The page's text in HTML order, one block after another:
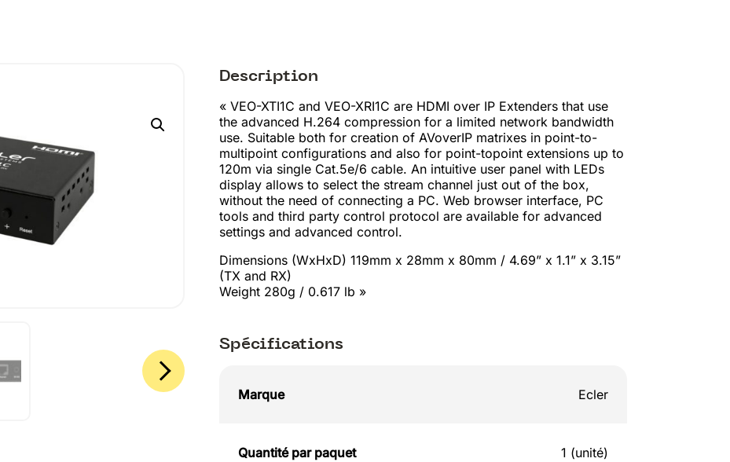
Description
« VEO-XTI1C and VEO-XRI1C are HDMI over IP Extenders that use
the advanced H.264 compression for a limited network bandwidth
use. Suitable both for creation of AVoverIP matrixes in point-to-
multipoint configurations and also for point-topoint extensions up to
120m via single Cat.5e/6 cable. An intuitive user panel with LEDs
display allows to select the stream channel just out of the box,
without the need of connecting a PC. Web browser interface, PC
tools and third party control protocol are available for advanced
settings and advanced control.
Dimensions (WxHxD) 119mm x 28mm x 80mm / 4.69” x 1.1” x 3.15”
(TX and RX)
Weight 280g / 0.617 lb »
Spécifications
Marque Ecler
Quantité par paquet 1 (unité)